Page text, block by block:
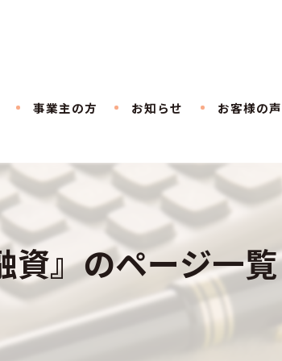
事業主の方 お知らせ お客様の声
資』のページ一覧